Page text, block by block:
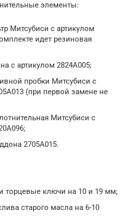
элементы:
Митсубиси с артикулом
идет резиновая
с артикулом 2824А005;
пробки Митсубиси с
(при первой замене не
Митсубиси с
2705А015.
торцевые ключи на 10 и 19 мм;
старого масла на 6-10